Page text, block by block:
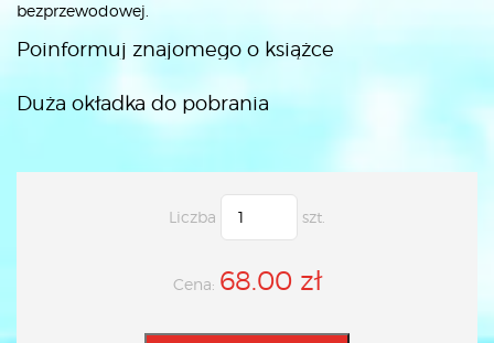
bezprzewodowej.
Poinformuj znajomego o książce
Duża okładka do pobrania
Liczba szt.
Cena: 68.00 zł